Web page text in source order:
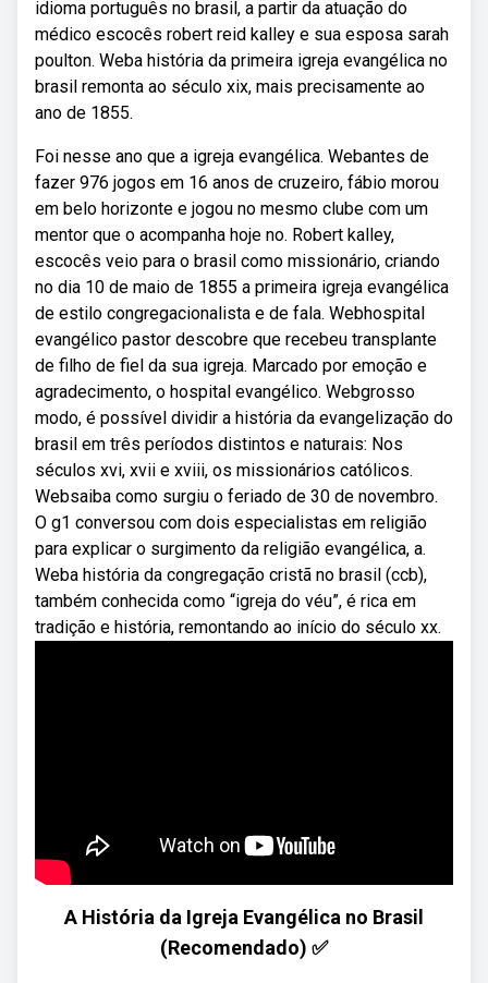
idioma português no brasil, a partir da atuação do
médico escocês robert reid kalley e sua esposa sarah
poulton. Weba história da primeira igreja evangélica no
brasil remonta ao século xix, mais precisamente ao
ano de 1855.
Foi nesse ano que a igreja evangélica. Webantes de
fazer 976 jogos em 16 anos de cruzeiro, fábio morou
em belo horizonte e jogou no mesmo clube com um
mentor que o acompanha hoje no. Robert kalley,
escocês veio para o brasil como missionário, criando
no dia 10 de maio de 1855 a primeira igreja evangélica
de estilo congregacionalista e de fala. Webhospital
evangélico pastor descobre que recebeu transplante
de filho de fiel da sua igreja. Marcado por emoção e
agradecimento, o hospital evangélico. Webgrosso
modo, é possível dividir a história da evangelização do
brasil em três períodos distintos e naturais: Nos
séculos xvi, xvii e xviii, os missionários católicos.
Websaiba como surgiu o feriado de 30 de novembro.
O g1 conversou com dois especialistas em religião
para explicar o surgimento da religião evangélica, a.
Weba história da congregação cristã no brasil (ccb),
também conhecida como “igreja do véu”, é rica em
tradição e história, remontando ao início do século xx.
A História da Igreja Evangélica no Brasil
(Recomendado) ✅